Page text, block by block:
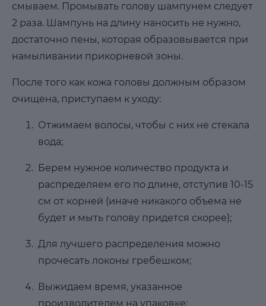
смываем. Промывать голову шампунем следует
2 раза. Шампунь на длину наносить не нужно,
достаточно пены, которая образовывается при
намыливании прикорневой зоны.
После того как кожа головы должным образом
очищена, приступаем к уходу:
Отжимаем волосы, чтобы с них не стекала
вода;
Берем нужное количество продукта и
распределяем его по длине, отступив 10-15
см от корней (иначе никакого объема не
будет и мыть голову придется скорее);
Для лучшего распределения можно
прочесать локоны гребешком;
Выжидаем время, указанное
производителем на упаковке;